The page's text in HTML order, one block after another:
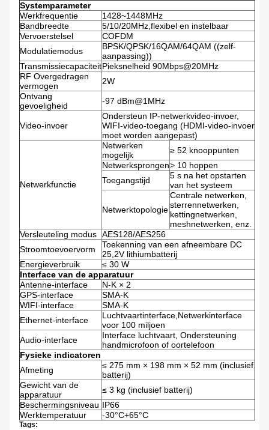
Systemparameter
Werkfrequentie
1428~1448MHz
Bandbreedte
5/10/20MHz,flexibel en instelbaar
Vervoerstelsel
COFDM
Modulatiemodus
BPSK/QPSK/16QAM/64QAM ((zelf-
aanpassing))
TransmissiecapaciteitPieksnelheid 90Mbps@20MHz
RF Overgedragen
vermogen
2W
Ontvang
gevoeligheid
-97 dBm@1MHz
Video-invoer
Ondersteun IP-netwerkvideo-invoer,
WIFI-video-toegang (HDMI-video-invoer
moet worden aangepast)
Netwerkfunctie
Netwerken
mogelijk
≥ 52 knooppunten
Netwerksprongen> 10 hoppen
Toegangstijd
5 s na het opstarten
van het systeem
Netwerktopologie
Centrale netwerken,
sterrennetwerken,
kettingnetwerken,
meshnetwerken, enz.
Versleuteling modus AES128/AES256
Stroomtoevoervorm
Toekenning van een afneembare DC
25,2V lithiumbatterij
Energieverbruik
≤ 30 W
Interface van de apparatuur
Antenne-interface
N-K × 2
GPS-interface
SMA-K
WIFI-interface
SMA-K
Ethernet-interface
Luchtvaartinterface,Netwerkinterface
voor 100 miljoen
Audio-interface
Interface luchtvaart, Ondersteuning
handmicrofoon of oortelefoon
Fysieke indicatoren
Afmeting
≤ 275 mm × 198 mm × 52 mm (inclusief
batterij)
Gewicht van de
apparatuur
≤ 3 kg (inclusief batterij)
Beschermingsniveau IP66
Werktemperatuur
-30°C+65°C
Tags: